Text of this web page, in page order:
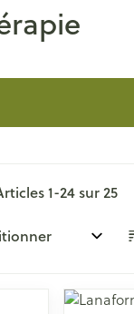
1-24sur25
par: